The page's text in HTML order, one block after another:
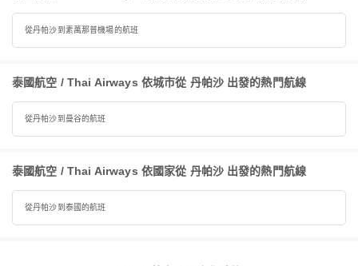
從丹帕沙到素萬那普機場的航班
泰國航空 / Thai Airways 依城市從 丹帕沙 出發的熱門航線
從丹帕沙到曼谷的航班
泰國航空 / Thai Airways 依國家從 丹帕沙 出發的熱門航線
從丹帕沙到泰國的航班